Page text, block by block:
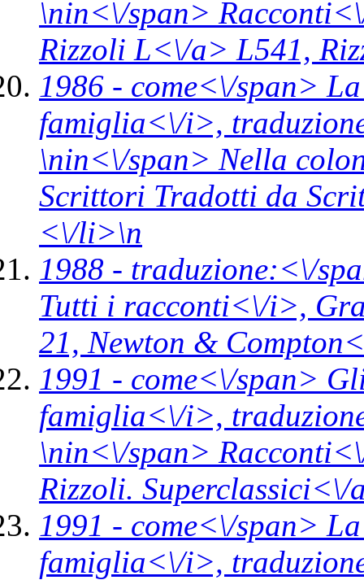
\nin<\/span>
Rizzoli L<\/a> L541,
1986 - come<\/span>
famiglia<\/i>,
\nin<\/span> Nella
Scrittori Tradotti da
<\/li>\n
1988 - traduzione:<\/
Tutti i racconti<\/i>,
21, Newton &
1991 - come<\/span>
famiglia<\/i>,
\nin<\/span>
Rizzoli.
1991 - come<\/span>
famiglia<\/i>,